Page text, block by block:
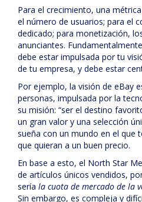
Para el crecimiento, una
el número de usuarios; para el
dedicado; para monetización,
anunciantes.
debe estar impulsada por tu
de tu empresa, y debe estar
Por ejemplo, la visión de eBay
personas, impulsada por la
su misión: “ser el destino
un gran valor y una selección
sueña con un mundo en el que
que quieran a un buen precio.
En base a esto, el North Star
de artículos únicos vendidos,
sería la cuota de mercado de la
Sin embargo, es compleja y